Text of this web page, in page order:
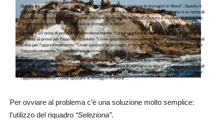
Per ovviare al problema c’è una soluzione molto semplice:
l’utilizzo del riquadro “Seleziona”.